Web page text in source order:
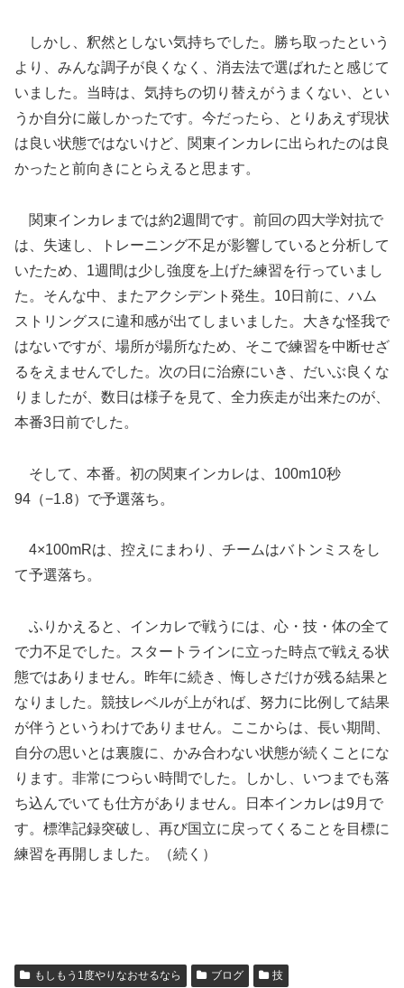
しかし、釈然としない気持ちでした。勝ち取ったという
より、みんな調子が良くなく、消去法で選ばれたと感じて
いました。当時は、気持ちの切り替えがうまくない、とい
うか自分に厳しかったです。今だったら、とりあえず現状
は良い状態ではないけど、関東インカレに出られたのは良
かったと前向きにとらえると思ます。
関東インカレまでは約2週間です。前回の四大学対抗で
は、失速し、トレーニング不足が影響していると分析して
いたため、1週間は少し強度を上げた練習を行っていまし
た。そんな中、またアクシデント発生。10日前に、ハム
ストリングスに違和感が出てしまいました。大きな怪我で
はないですが、場所が場所なため、そこで練習を中断せざ
るをえませんでした。次の日に治療にいき、だいぶ良くな
りましたが、数日は様子を見て、全力疾走が出来たのが、
本番3日前でした。
そして、本番。初の関東インカレは、100m10秒
94（−1.8）で予選落ち。
4×100mRは、控えにまわり、チームはバトンミスをし
て予選落ち。
ふりかえると、インカレで戦うには、心・技・体の全て
で力不足でした。スタートラインに立った時点で戦える状
態ではありません。昨年に続き、悔しさだけが残る結果と
なりました。競技レベルが上がれば、努力に比例して結果
が伴うというわけでありません。ここからは、長い期間、
自分の思いとは裏腹に、かみ合わない状態が続くことにな
ります。非常につらい時間でした。しかし、いつまでも落
ち込んでいても仕方がありません。日本インカレは9月で
す。標準記録突破し、再び国立に戻ってくることを目標に
練習を再開しました。（続く）
もしもう1度やりなおせるなら ブログ 技